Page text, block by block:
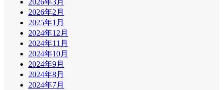
2026年2月
2025年1月
2024年12月
2024年11月
2024年10月
2024年9月
2024年8月
2024年7月